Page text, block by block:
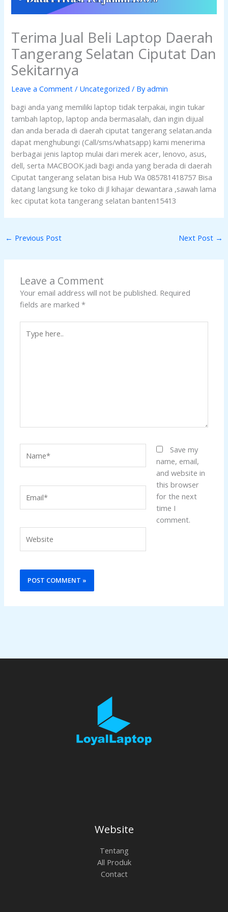
Terima Jual Beli Laptop Daerah
Tangerang Selatan Ciputat Dan
Sekitarnya
Leave a Comment / Uncategorized / Byadmin
bagi anda yang memiliki laptop tidak terpakai, ingin tukar
tambah laptop, laptop anda bermasalah, dan ingin dijual
dan anda berada di daerah ciputat tangerang selatan.anda
dapat menghubungi (Call/sms/whatsapp) kami menerima
berbagai jenis laptop mulai dari merek acer, lenovo, asus,
dell, serta MACBOOK.jadi bagi anda yang berada di daerah
Ciputat tangerang selatan bisa Hub Wa 085781418757 Bisa
datang langsung ke toko di Jl kihajar dewantara ,sawah lama
kec ciputat kota tangerang selatan banten15413
← Previous Post Next Post →
Leave a Comment
Your email address will not be published. Required
fields are marked*
here..
Save my
name, email,
and website in
this browser
for the next
time I
comment.
Website
Tentang
All Produk
Contact